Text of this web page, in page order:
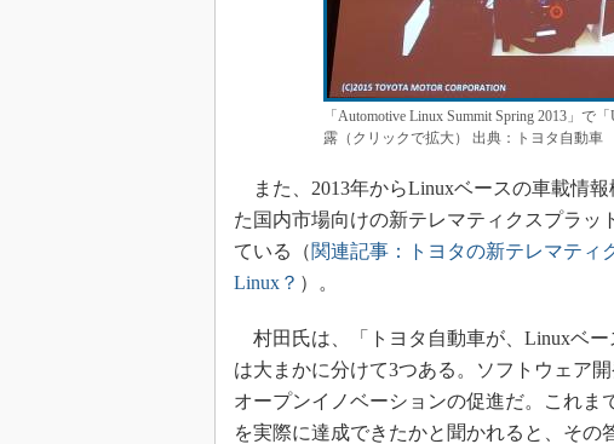
「Automotive Linux Summit Spring 2013」
露（クリックで拡大） 出典：トヨタ自動車
また、2013年からLinuxベースの車載情
た国内市場向けの新テレマティクスプラッ
ている（関連記事：トヨタの新テレマティ
Linux？ ）。
村田氏は、「トヨタ自動車が、Linuxベ
は大まかに分けて3つある。ソフトウェア
オープンイノベーションの促進だ。これま
を実際に達成できたかと聞かれると、その